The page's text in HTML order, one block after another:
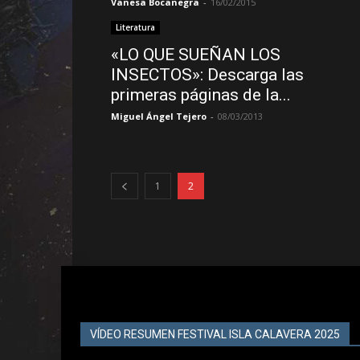
Literatura
«LO QUE SUEÑAN LOS
INSECTOS»: Descarga las
primeras páginas de la...
Miguel Ángel Tejero - 08/03/2013
1 2
VÍDEO RESUMEN FESTIVAL ISLA CALAVERA 2025